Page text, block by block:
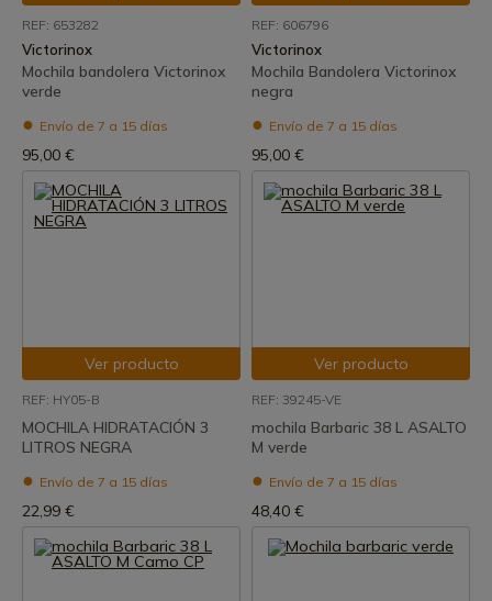
REF: 653282
Victorinox
Mochila bandolera Victorinox
verde
Envío de 7 a 15 días
95,00 €
REF: 606796
Victorinox
Mochila Bandolera Victorinox
negra
Envío de 7 a 15 días
95,00 €
Ver producto
REF: HY05-B
MOCHILA HIDRATACIÓN 3
LITROS NEGRA
Envío de 7 a 15 días
22,99 €
Ver producto
REF: 39245-VE
mochila Barbaric 38 L ASALTO
M verde
Envío de 7 a 15 días
48,40 €